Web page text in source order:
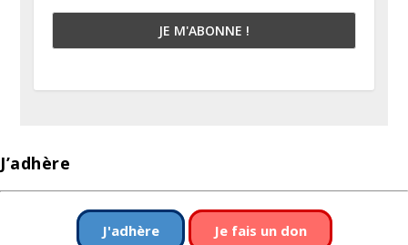
J’adhère
J'adhère Je fais un don